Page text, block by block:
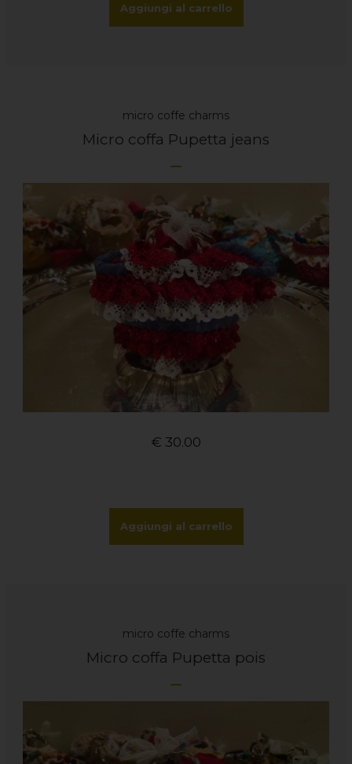
Aggiungi al carrello
micro coffe charms
Micro coffa Pupetta jeans
€ 30.00
Aggiungi al carrello
micro coffe charms
Micro coffa Pupetta pois